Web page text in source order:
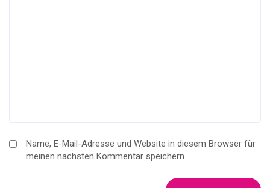
Name, E-Mail-Adresse und Website in diesem Browser für
meinen nächsten Kommentar speichern.